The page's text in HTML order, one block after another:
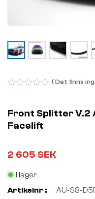
of
5
( Det finns
Front Splitter V.2
Facelift
2 605 SEK
I lager
Artikelnr :
AU-S8-